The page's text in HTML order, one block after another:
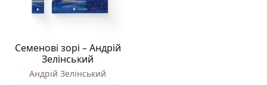
Семенові зорі – Андрій
Зелінський
Андрій Зелінський